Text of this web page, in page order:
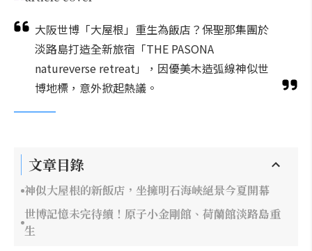
大阪世博「大屋根」重生為飯店？保聖那集團於
淡路島打造全新旅宿「THE PASONA
natureverse retreat」，因優美木造弧線神似世
博地標，意外掀起熱議。
文章目錄
神似大屋根的新飯店，坐擁明石海峽絕景今夏開幕
世博記憶未完待續！原子小金剛館、荷蘭館淡路島重
生